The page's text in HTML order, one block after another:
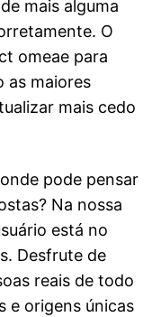
mais alguma
O
omeae para
as maiores
mais cedo
pode pensar
Na nossa
está no
Desfrute de
reais de todo
e origens únicas